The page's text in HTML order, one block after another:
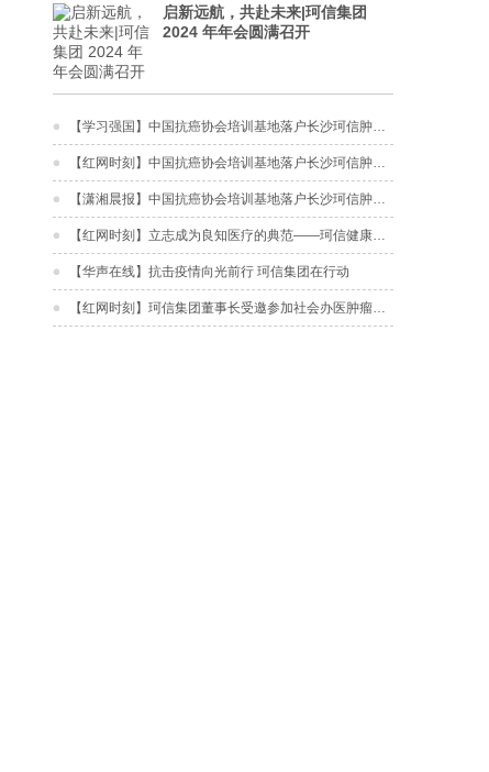
启新远航，共赴未来|珂信集团
2024 年年会圆满召开
【学习强国】中国抗癌协会培训基地落户长沙珂信肿瘤医院
【红网时刻】中国抗癌协会培训基地落户长沙珂信肿瘤医院
【潇湘晨报】中国抗癌协会培训基地落户长沙珂信肿瘤医院，开启肿瘤防治新篇章
【红网时刻】立志成为良知医疗的典范——珂信健康产业集团召开内部学习会
【华声在线】抗击疫情向光前行 珂信集团在行动
【红网时刻】珂信集团董事长受邀参加社会办医肿瘤学科发展与管理创新论坛